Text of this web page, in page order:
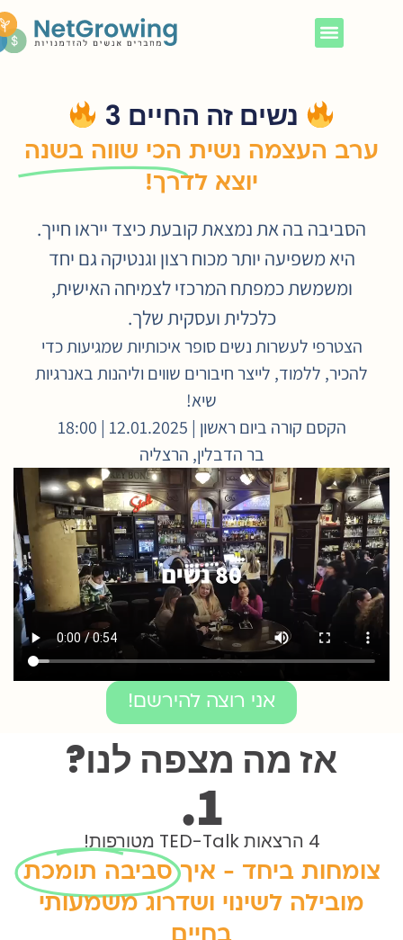
נשים זה החיים 3
העצמה נשית הכי שווה בשנה
יוצא לדרך!
בה את נמצאת קובעת כיצד ייראו חייך.
היא משפיעה יותר מכוח רצון וגנטיקה גם יחד
ומשמשת כמפתח המרכזי לצמיחה האישית,
כלכלית ועסקית שלך.
הצטרפי לעשרות נשים סופר איכותיות שמגיעות כדי
ללמוד, לייצר חיבורים שווים וליהנות באנרגיות
הקסם קורה ביום ראשון | 12.01.2025 | 18:00
בר הדבלין, הרצליה
אני רוצה להירשם!
אז מה מצפה לנו?
ביחד - איךסביבה תומכת
מובילה לשינוי ושדרוג משמעותי